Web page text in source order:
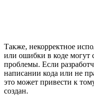
Также, некорректное
или ошибки в коде могут
проблемы. Если
написании кода или не
это может привести к
создан.